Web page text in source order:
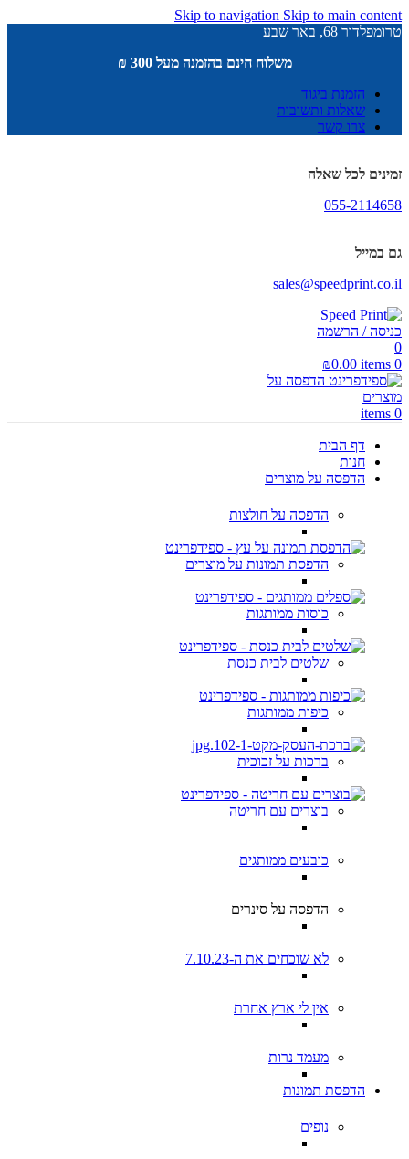
Skip to navigation Skip to main content
טרומפלדור 68, באר שבע
משלוח חינם בהזמנה מעל 300 ₪
הזמנת ביגוד
שאלות ותשובות
צרו קשר
זמינים לכל שאלה
055-2114658
גם במייל
sales@speedprint.co.il
כניסה / הרשמה
0
0
items
₪0.00
0
items
דף הבית
חנות
הדפסה על מוצרים
הדפסה על חולצות
הדפסת תמונות על מוצרים
כוסות ממותגות
שלטים לבית כנסת
כיפות ממותגות
ברכות על זכוכית
בוצרים עם חריטה
כובעים ממותגים
הדפסה על סינרים
לא שוכחים את ה-7.10.23
אין לי ארץ אחרת
מעמד נרות
הדפסת תמונות
נופים